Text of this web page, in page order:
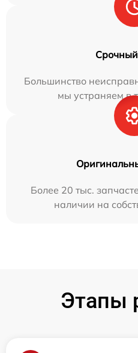
Большинство
мы устраняем в
Более 20 тыс.
наличии на
Этапы